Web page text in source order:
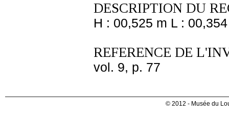
DESCRIPTION DU
H : 00,525 m L :
REFERENCE DE
vol. 9, p. 77
© 2012 - Musée du